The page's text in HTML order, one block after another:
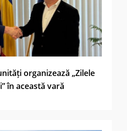
organizează „Zilele
în această vară